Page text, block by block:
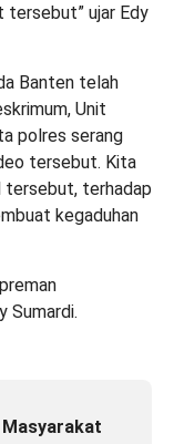
tersebut” ujar Edy
Banten telah
Unit
polres serang
tersebut. Kita
tersebut, terhadap
kegaduhan
Sumardi.
Masyarakat